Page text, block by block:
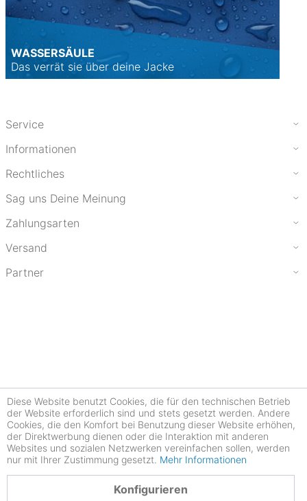
WASSERSÄULE
Das verrät sie über deine Jacke
Service
Informationen
Rechtliches
Sag uns Deine Meinung
Zahlungsarten
Versand
Partner
Diese Website benutzt Cookies, die für den technischen Betrieb
der Website erforderlich sind und stets gesetzt werden. Andere
Cookies, die den Komfort bei Benutzung dieser Website erhöhen,
der Direktwerbung dienen oder die Interaktion mit anderen
Websites und sozialen Netzwerken vereinfachen sollen, werden
nur mit Ihrer Zustimmung gesetzt. Mehr Informationen
Konfigurieren